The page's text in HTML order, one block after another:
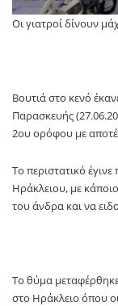
Οι γιατροί δίνουν
Βουτιά στο κενό
Παρασκευής
2ου ορόφου με
Το περιστατικό
Ηράκλειου, με
του άνδρα και να
Το θύμα
στο Ηράκλειο όπου